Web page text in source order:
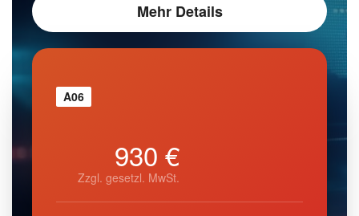
Mehr Details
A06
930 €
Zzgl. gesetzl. MwSt.